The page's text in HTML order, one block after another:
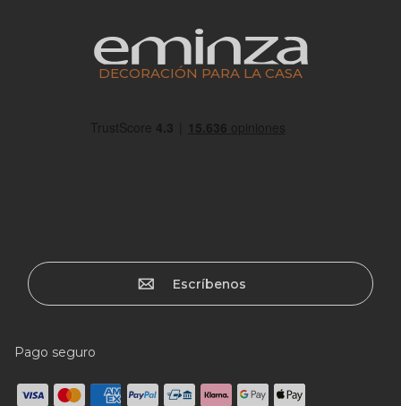
DECORACIÓN PARA LA CASA
Escríbenos
Pago seguro